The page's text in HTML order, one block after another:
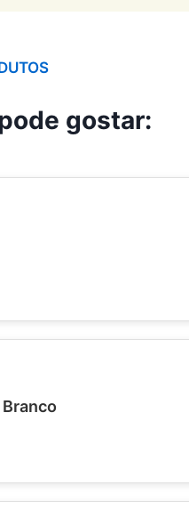
gostar: